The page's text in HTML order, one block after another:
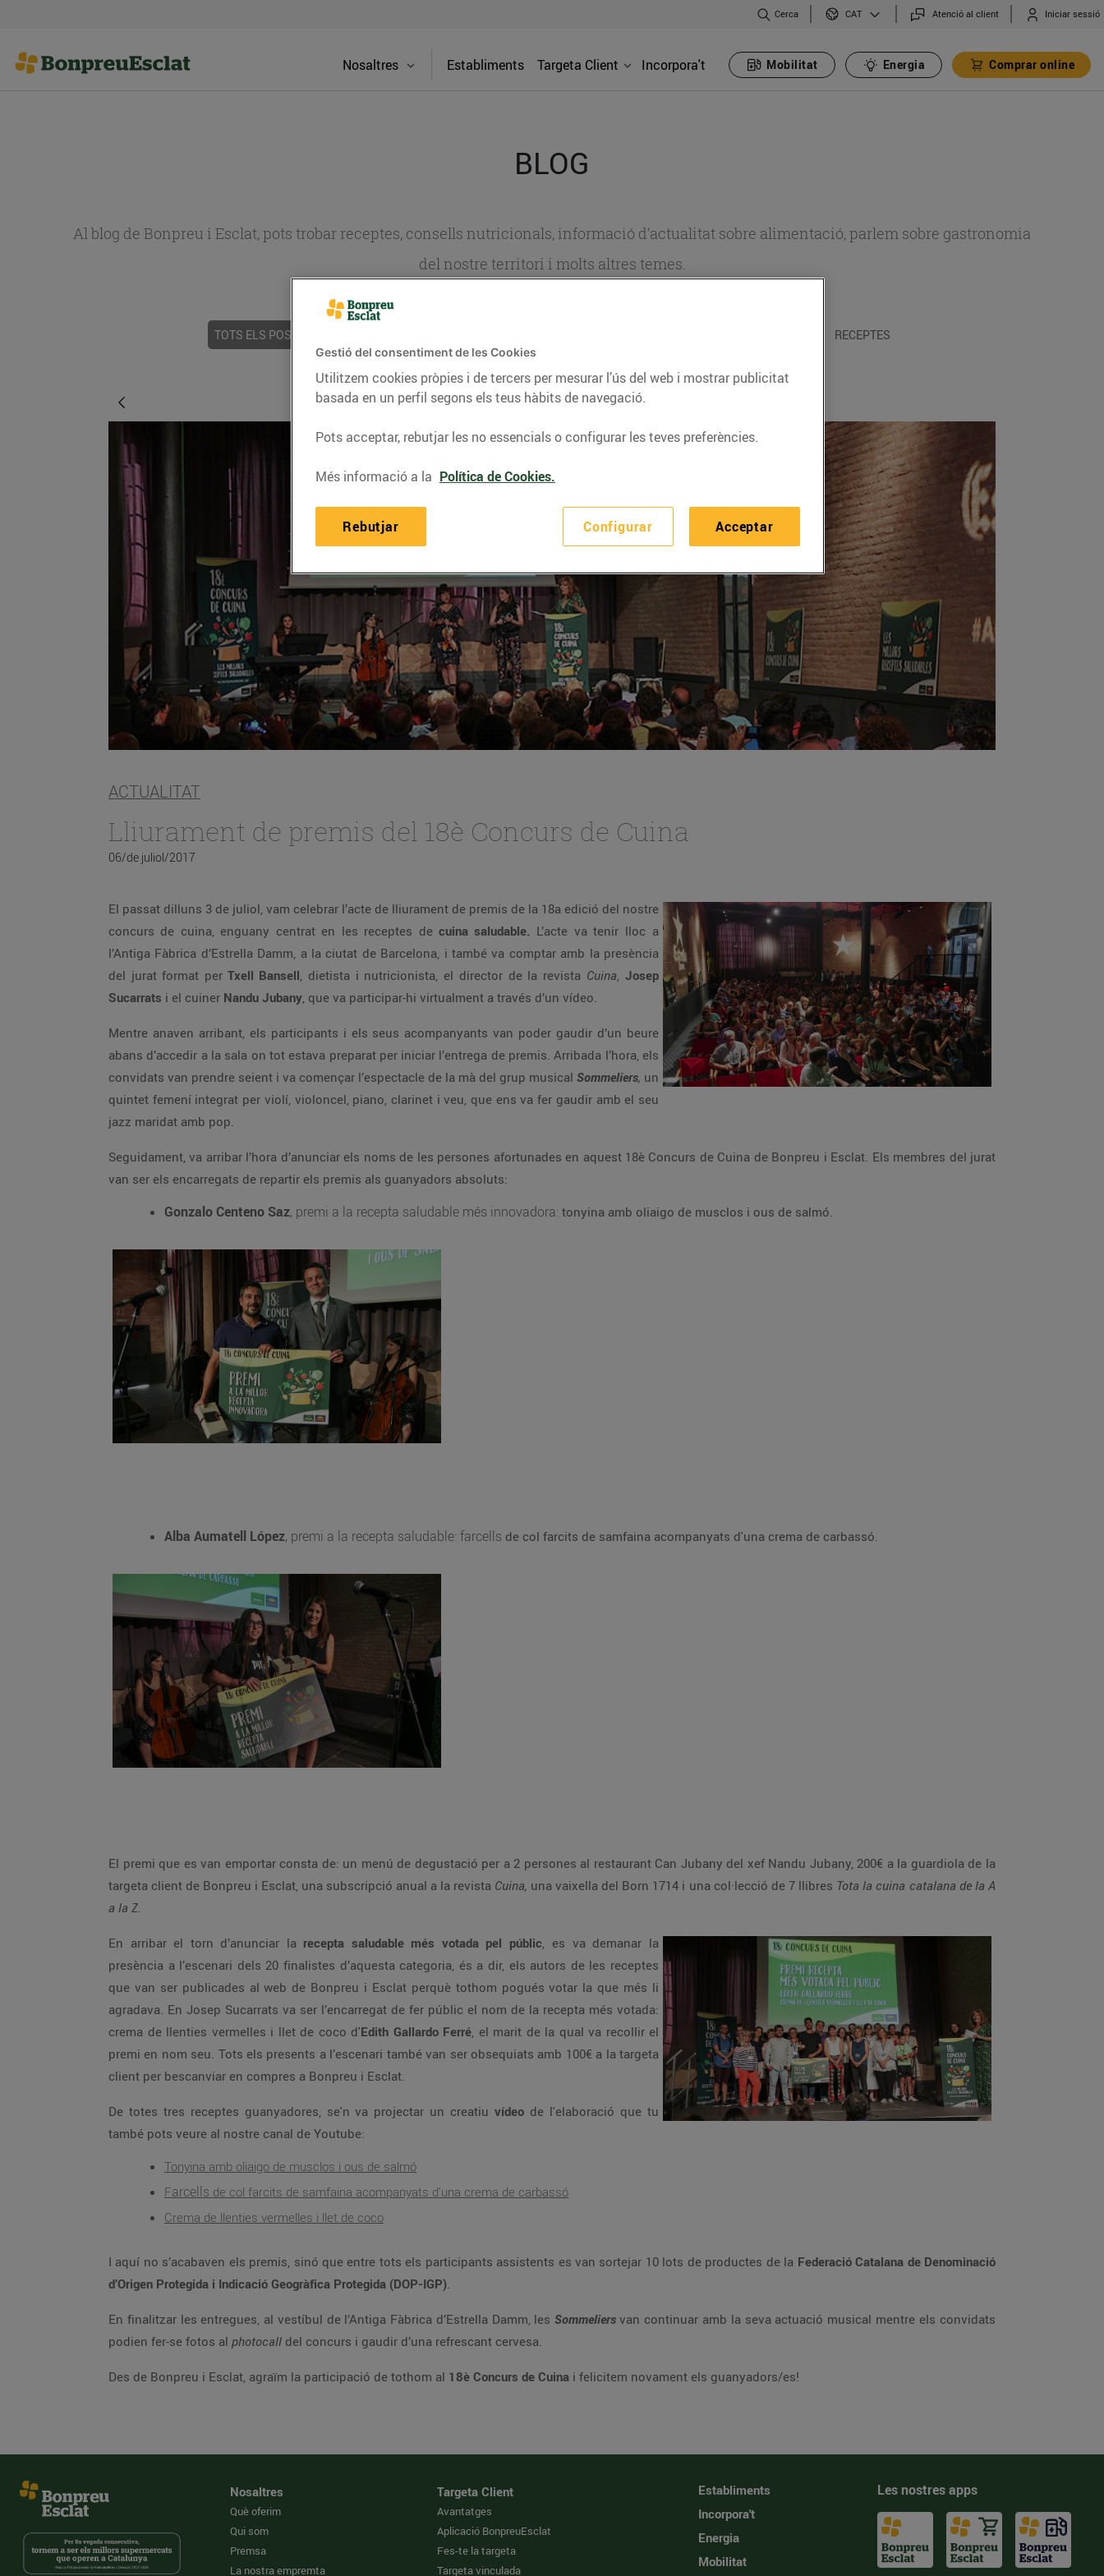
Cerca CAT Atenció al client Iniciar sessió
Nosaltres Establiments Targeta Client Incorpora't Mobilitat Energia Comprar online
BLOG
Al blog de Bonpreu i Esclat, pots trobar receptes, consells nutricionals, informació d’actualitat sobre alimentació, parlem sobre gastronomia
del nostre territori i molts altres temes.
TOTS ELS POSTS RECEPTES
ACTUALITAT
Lliurament de premis del 18è Concurs de Cuina
06/de juliol/2017
El passat dilluns 3 de juliol, vam celebrar l’acte de lliurament de premis de la 18a edició del nostre
concurs de cuina, enguany centrat en les receptes de cuina saludable. L’acte va tenir lloc a
l’Antiga Fàbrica d’Estrella Damm, a la ciutat de Barcelona, i també va comptar amb la presència
del jurat format per Txell Bansell, dietista i nutricionista, el director de la revista Cuina, Josep
Sucarrats i el cuiner Nandu Jubany, que va participar-hi virtualment a través d’un vídeo.
Mentre anaven arribant, els participants i els seus acompanyants van poder gaudir d’un beure
abans d’accedir a la sala on tot estava preparat per iniciar l’entrega de premis. Arribada l’hora, els
convidats van prendre seient i va començar l’espectacle de la mà del grup musical Sommeliers, un
quintet femení integrat per violí, violoncel, piano, clarinet i veu, que ens va fer gaudir amb el seu
jazz maridat amb pop.
Seguidament, va arribar l’hora d’anunciar els noms de les persones afortunades en aquest 18è Concurs de Cuina de Bonpreu i Esclat. Els membres del jurat
van ser els encarregats de repartir els premis als guanyadors absoluts:
Gonzalo Centeno Saz, premi a la recepta saludable més innovadora: tonyina amb oliaigo de musclos i ous de salmó.
Alba Aumatell López, premi a la recepta saludable: farcells de col farcits de samfaina acompanyats d'una crema de carbassó.
El premi que es van emportar consta de: un menú de degustació per a 2 persones al restaurant Can Jubany del xef Nandu Jubany, 200€ a la guardiola de la
targeta client de Bonpreu i Esclat, una subscripció anual a la revista Cuina, una vaixella del Born 1714 i una col·lecció de 7 llibres Tota la cuina catalana de la A
a la Z.
En arribar el torn d’anunciar la recepta saludable més votada pel públic, es va demanar la
presència a l’escenari dels 20 finalistes d’aquesta categoria, és a dir, els autors de les receptes
que van ser publicades al web de Bonpreu i Esclat perquè tothom pogués votar la que més li
agradava. En Josep Sucarrats va ser l’encarregat de fer públic el nom de la recepta més votada:
crema de llenties vermelles i llet de coco d'Edith Gallardo Ferré, el marit de la qual va recollir el
premi en nom seu. Tots els presents a l’escenari també van ser obsequiats amb 100€ a la targeta
client per bescanviar en compres a Bonpreu i Esclat.
De totes tres receptes guanyadores, se'n va projectar un creatiu vídeo de l'elaboració que tu
també pots veure al nostre canal de Youtube:
Tonyina amb oliaigo de musclos i ous de salmó
Farcells de col farcits de samfaina acompanyats d'una crema de carbassó
Crema de llenties vermelles i llet de coco
I aquí no s’acabaven els premis, sinó que entre tots els participants assistents es van sortejar 10 lots de productes de la Federació Catalana de Denominació
d’Origen Protegida i Indicació Geogràfica Protegida (DOP-IGP).
En finalitzar les entregues, al vestíbul de l’Antiga Fàbrica d’Estrella Damm, les Sommeliers van continuar amb la seva actuació musical mentre els convidats
podien fer-se fotos al photocall del concurs i gaudir d’una refrescant cervesa.
Des de Bonpreu i Esclat, agraïm la participació de tothom al 18è Concurs de Cuina i felicitem novament els guanyadors/es!
Nosaltres
Què oferim
Qui som
Premsa
La nostra empremta
Targeta Client
Avantatges
Aplicació BonpreuEsclat
Fes-te la targeta
Targeta vinculada
Establiments
Incorpora't
Energia
Mobilitat
Les nostres apps
Gestió del consentiment de les Cookies
Utilitzem cookies pròpies i de tercers per mesurar l’ús del web i mostrar publicitat
basada en un perfil segons els teus hàbits de navegació.
Pots acceptar, rebutjar les no essencials o configurar les teves preferències.
Més informació a la Política de Cookies.
Configurar
Rebutjar Acceptar